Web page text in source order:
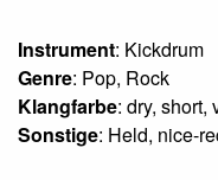
Instrument: Kickdrum
Genre: Pop, Rock
Klangfarbe: dry, short,
Sonstige: Held, nice-